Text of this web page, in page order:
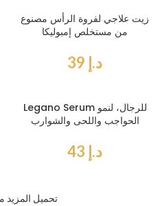
زيت علاجي لفروة الرأس مصنوع
من مستخلص إمبوليكا
د.إ
Legano Serum للرجال، لنمو
الحواجب واللحى والشوارب
د.إ
تحميل المزيد